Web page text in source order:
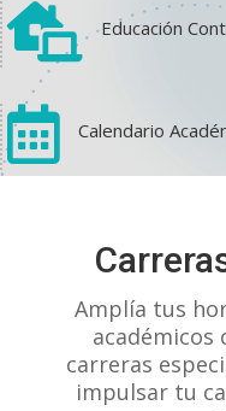
1 0
 Educación
 Calendario
Amplía tus
académicos
carreras
impulsar tu